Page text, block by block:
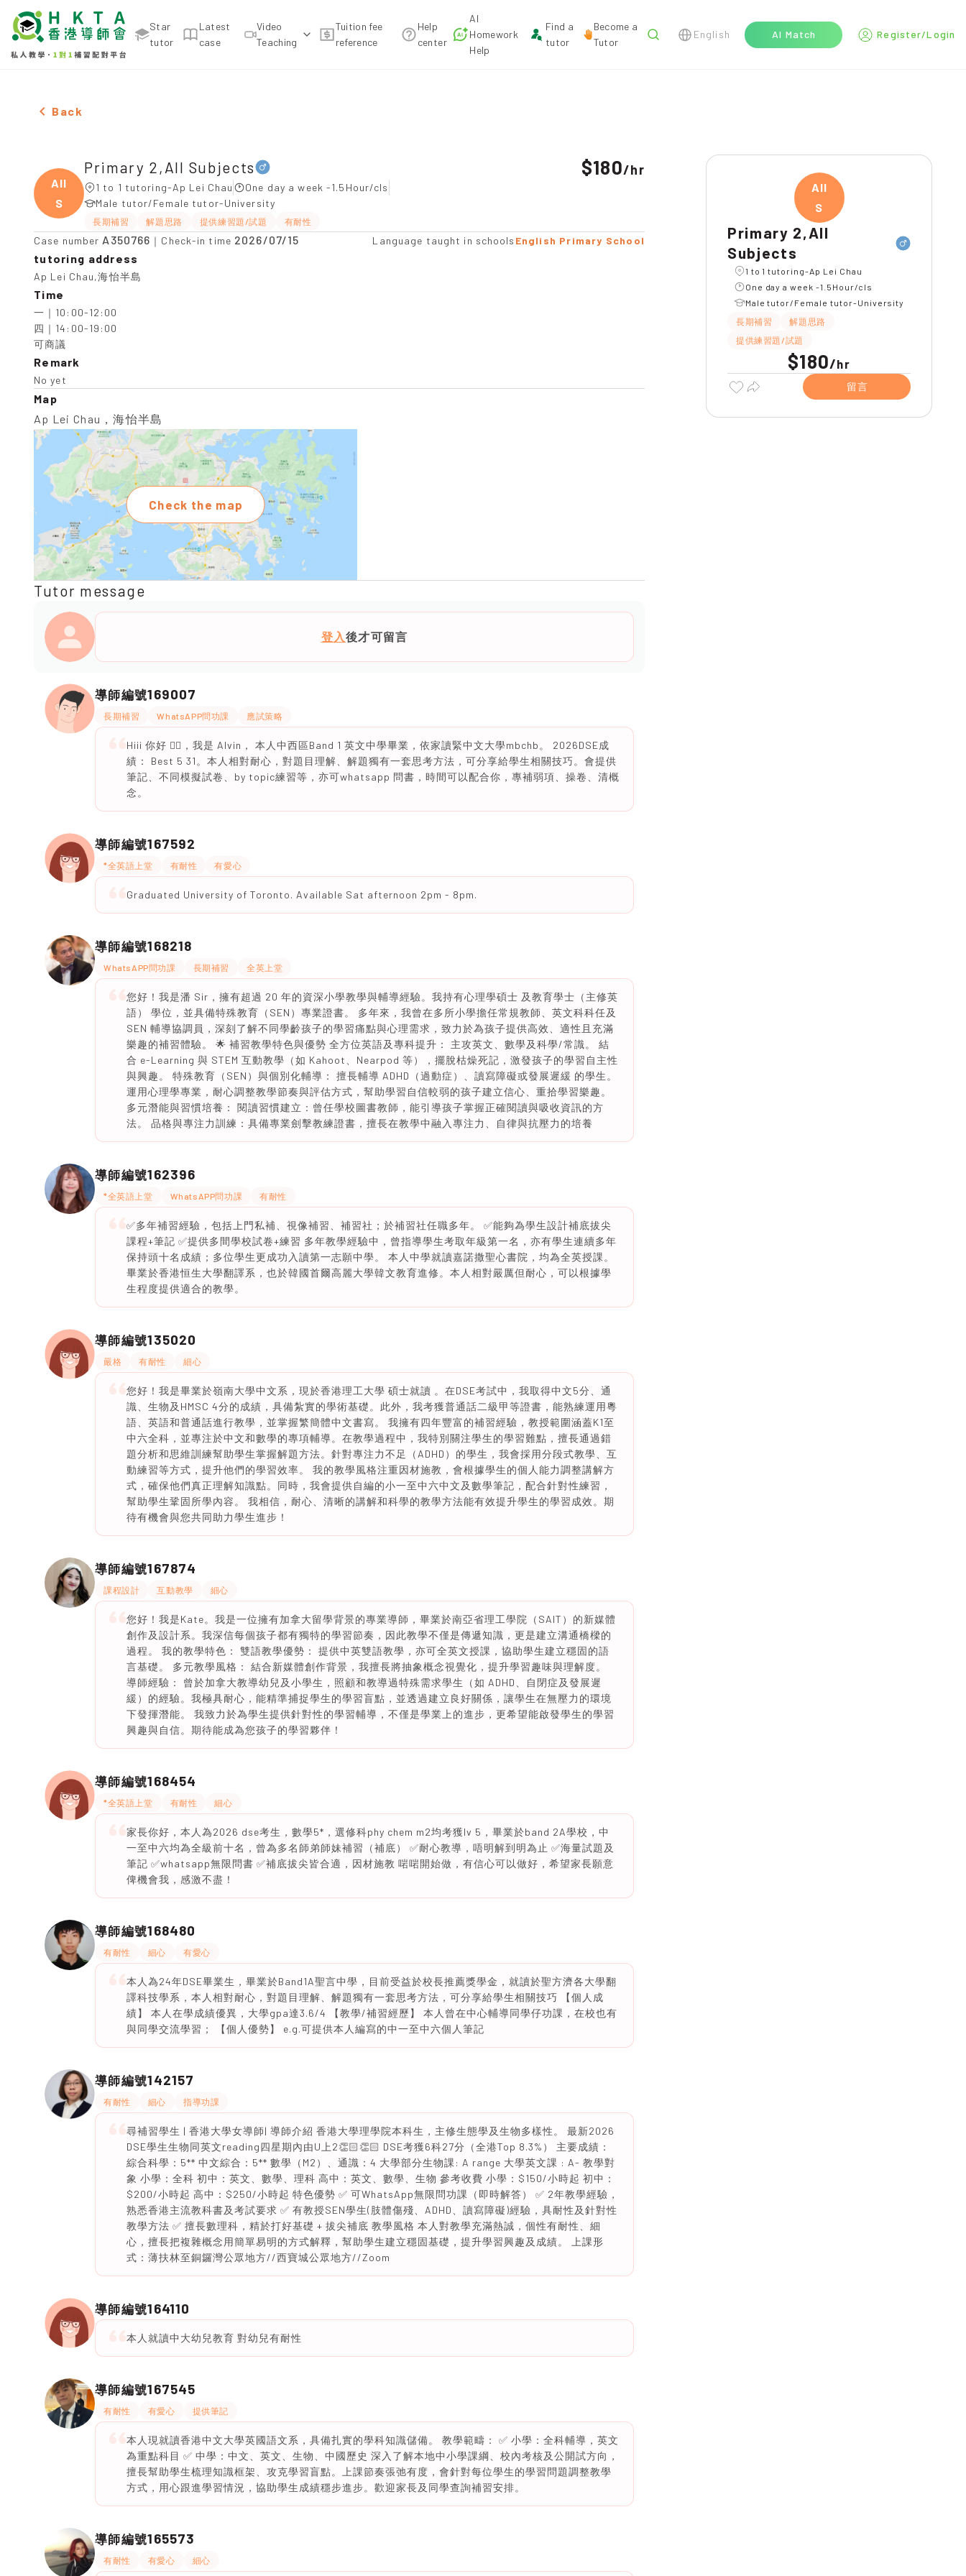
Star
tutor
Latest
case
Video
Teaching
Tuition fee
reference
Help
center
AI
Homework
Help
Find a
tutor
Become a
Tutor
English AI Match Register/Login
Male Primary 2,All Subjects，Ap Lei Chau Tuition recommendation
Back
All
S
Primary 2,All Subjects
1 to 1 tutoring-Ap Lei Chau
One day a week -1.5Hour/cls
Male tutor/Female tutor-University
長期補習 解題思路 提供練習題/試題 有耐性
$180/hr
Case number A350766 ｜Check-in time 2026/07/15 Language taught in schools English Primary School
tutoring address
Ap Lei Chau,海怡半島
Time
一｜10:00-12:00
四｜14:00-19:00
可商議
Remark
No yet
Map
Ap Lei Chau，海怡半島
Check the map
Tutor message
登入後才可留言
導師編號169007
長期補習 WhatsAPP問功課 應試策略
Hiii 你好 🙋‍♂️，我是 Alvin， 本人中西區Band 1 英文中學畢業，依家讀緊中文大學mbchb。 2026DSE成
績： Best 5 31。本人相對耐心，對題目理解、解題獨有一套思考方法，可分享給學生相關技巧。會提供
筆記、不同模擬試卷、by topic練習等，亦可whatsapp 問書，時間可以配合你，專補弱項、操卷、清概
念。
導師編號167592
*全英語上堂 有耐性 有愛心
Graduated University of Toronto. Available Sat afternoon 2pm - 8pm.
導師編號168218
WhatsAPP問功課 長期補習 全英上堂
您好！我是潘 Sir，擁有超過 20 年的資深小學教學與輔導經驗。我持有心理學碩士 及教育學士（主修英
語） 學位，並具備特殊教育（SEN）專業證書。 多年來，我曾在多所小學擔任常規教師、英文科科任及
SEN 輔導協調員，深刻了解不同學齡孩子的學習痛點與心理需求，致力於為孩子提供高效、適性且充滿
樂趣的補習體驗。 🌟 補習教學特色與優勢 全方位英語及專科提升： 主攻英文、數學及科學/常識。 結
合 e-Learning 與 STEM 互動教學（如 Kahoot、Nearpod 等），擺脫枯燥死記，激發孩子的學習自主性
與興趣。 特殊教育（SEN）與個別化輔導： 擅長輔導 ADHD（過動症）、讀寫障礙或發展遲緩 的學生。
運用心理學專業，耐心調整教學節奏與評估方式，幫助學習自信較弱的孩子建立信心、重拾學習樂趣。
多元潛能與習慣培養： 閱讀習慣建立：曾任學校圖書教師，能引導孩子掌握正確閱讀與吸收資訊的方
法。 品格與專注力訓練：具備專業劍擊教練證書，擅長在教學中融入專注力、自律與抗壓力的培養
導師編號162396
*全英語上堂 WhatsAPP問功課 有耐性
✅多年補習經驗，包括上門私補、視像補習、補習社；於補習社任職多年。 ✅能夠為學生設計補底拔尖
課程+筆記 ✅提供多間學校試卷+練習 多年教學經驗中，曾指導學生考取年級第一名，亦有學生連續多年
保持頭十名成績；多位學生更成功入讀第一志願中學。 本人中學就讀嘉諾撒聖心書院，均為全英授課。
畢業於香港恒生大學翻譯系，也於韓國首爾高麗大學韓文教育進修。本人相對嚴厲但耐心，可以根據學
生程度提供適合的教學。
導師編號135020
嚴格 有耐性 細心
您好！我是畢業於嶺南大學中文系，現於香港理工大學 碩士就讀 。在DSE考試中，我取得中文5分、通
識、生物及HMSC 4分的成績，具備紮實的學術基礎。此外，我考獲普通話二級甲等證書，能熟練運用粵
語、英語和普通話進行教學，並掌握繁簡體中文書寫。 我擁有四年豐富的補習經驗，教授範圍涵蓋K1至
中六全科，並專注於中文和數學的專項輔導。在教學過程中，我特別關注學生的學習難點，擅長通過錯
題分析和思維訓練幫助學生掌握解題方法。針對專注力不足（ADHD）的學生，我會採用分段式教學、互
動練習等方式，提升他們的學習效率。 我的教學風格注重因材施教，會根據學生的個人能力調整講解方
式，確保他們真正理解知識點。同時，我會提供自編的小一至中六中文及數學筆記，配合針對性練習，
幫助學生鞏固所學內容。 我相信，耐心、清晰的講解和科學的教學方法能有效提升學生的學習成效。期
待有機會與您共同助力學生進步！
導師編號167874
課程設計 互動教學 細心
您好！我是Kate。我是一位擁有加拿大留學背景的專業導師，畢業於南亞省理工學院（SAIT）的新媒體
創作及設計系。我深信每個孩子都有獨特的學習節奏，因此教學不僅是傳遞知識，更是建立溝通橋樑的
過程。 我的教學特色： 雙語教學優勢： 提供中英雙語教學，亦可全英文授課，協助學生建立穩固的語
言基礎。 多元教學風格： 結合新媒體創作背景，我擅長將抽象概念視覺化，提升學習趣味與理解度。
導師經驗： 曾於加拿大教導幼兒及小學生，照顧和教導過特殊需求學生（如 ADHD、自閉症及發展遲
緩）的經驗。我極具耐心，能精準捕捉學生的學習盲點，並透過建立良好關係，讓學生在無壓力的環境
下發揮潛能。 我致力於為學生提供針對性的學習輔導，不僅是學業上的進步，更希望能啟發學生的學習
興趣與自信。期待能成為您孩子的學習夥伴！
導師編號168454
*全英語上堂 有耐性 細心
家長你好，本人為2026 dse考生，數學5*，選修科phy chem m2均考獲lv 5，畢業於band 2A學校，中
一至中六均為全級前十名，曾為多名師弟師妹補習（補底） ✅耐心教導，唔明解到明為止 ✅海量試題及
筆記 ✅whatsapp無限問書 ✅補底拔尖皆合適，因材施教 啱啱開始做，有信心可以做好，希望家長願意
俾機會我，感激不盡！
導師編號168480
有耐性 細心 有愛心
本人為24年DSE畢業生，畢業於Band1A聖言中學，目前受益於校長推薦獎學金，就讀於聖方濟各大學翻
譯科技學系，本人相對耐心，對題目理解、解題獨有一套思考方法，可分享給學生相關技巧 【個人成
績】 本人在學成績優異，大學gpa達3.6/4 【教學/補習經歷】 本人曾在中心輔導同學仔功課，在校也有
與同學交流學習； 【個人優勢】 e.g.可提供本人編寫的中一至中六個人筆記
導師編號142157
有耐性 細心 指導功課
尋補習學生 | 香港大學女導師| 導師介紹 香港大學理學院本科生，主修生態學及生物多樣性。 最新2026
DSE學生生物同英文reading四星期內由U上2👏🏻👏🏻 DSE考獲6科27分（全港Top 8.3%） 主要成績：
綜合科學：5** 中文綜合：5** 數學（M2）、通識：4 大學部分生物課: A range 大學英文課 : A- 教學對
象 小學：全科 初中：英文、數學、理科 高中：英文、數學、生物 參考收費 小學：$150/小時起 初中：
$200/小時起 高中：$250/小時起 特色優勢 ✅ 可WhatsApp無限問功課（即時解答） ✅ 2年教學經驗，
熟悉香港主流教科書及考試要求 ✅ 有教授SEN學生(肢體傷殘、ADHD、讀寫障礙)經驗，具耐性及針對性
教學方法 ✅ 擅長數理科，精於打好基礎 + 拔尖補底 教學風格 本人對教學充滿熱誠，個性有耐性、細
心，擅長把複雜概念用簡單易明的方式解釋，幫助學生建立穩固基礎，提升學習興趣及成績。 上課形
式：薄扶林至銅鑼灣公眾地方//西寶城公眾地方//Zoom
導師編號164110
本人就讀中大幼兒教育 對幼兒有耐性
導師編號167545
有耐性 有愛心 提供筆記
本人現就讀香港中文大學英國語文系，具備扎實的學科知識儲備。 教學範疇： ✅ 小學：全科輔導，英文
為重點科目 ✅ 中學：中文、英文、生物、中國歷史 深入了解本地中小學課綱、校內考核及公開試方向，
擅長幫助學生梳理知識框架、攻克學習盲點。上課節奏張弛有度，會針對每位學生的學習問題調整教學
方式，用心跟進學習情況，協助學生成績穩步進步。歡迎家長及同學查詢補習安排。
導師編號165573
有耐性 有愛心 細心
All
S
Primary 2,All
Subjects
1 to 1 tutoring-Ap Lei Chau
One day a week -1.5Hour/cls
Male tutor/Female tutor-University
長期補習
解題思路
提供練習題/試題
$180/hr
留言